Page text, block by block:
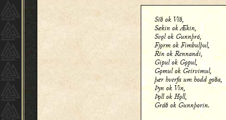
Síð ok Víð,
Sækin ok Ækin,
Svǫl ok Gunnþró,
Fjǫrm ok Fimbulþul,
Rín ok Rennandi,
Gipul ok Gǫpul,
Gǫmul ok Geirvimul,
þær hverfa um hodd goða,
Þyn ok Vin,
Þǫll ok Hǫll,
Gráð ok Gunnþorin.